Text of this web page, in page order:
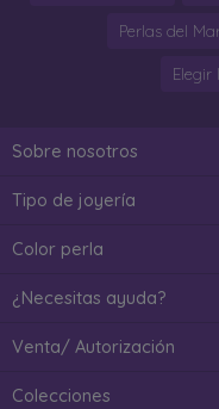
Perlas del
Elegir
Sobre nosotros
Tipo de joyería
Color perla
¿Necesitas ayuda?
Venta/ Autorización
Colecciones